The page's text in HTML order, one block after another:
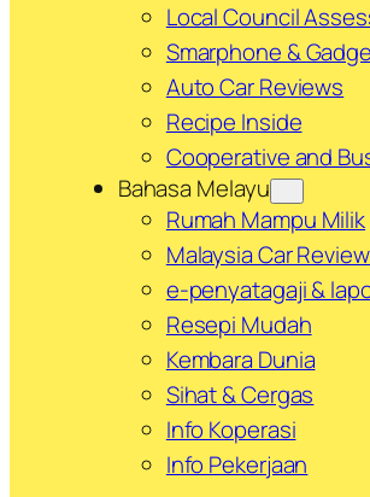
Local Council
Smarphone &
Auto Car Reviews
Recipe Inside
Cooperative and
Bahasa Melayu
Rumah Mampu Milik
Malaysia Car
e-penyatagaji &
Resepi Mudah
Kembara Dunia
Sihat & Cergas
Info Koperasi
Info Pekerjaan